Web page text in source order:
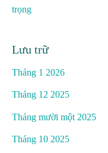
trọng
Lưu trữ
Tháng 1 2026
Tháng 12 2025
Tháng mười một 2025
Tháng 10 2025